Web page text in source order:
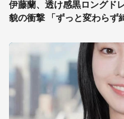
伊藤蘭、透け感黒ロングド
貌の衝撃 「ずっと変わらず